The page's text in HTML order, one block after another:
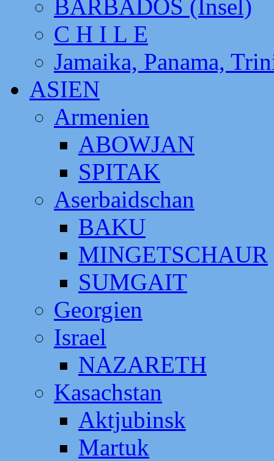
BARBADOS (Insel)
C H I L E
Jamaika, Panama,
ASIEN
Armenien
ABOWJAN
SPITAK
Aserbaidschan
BAKU
MINGETSCHAUR
SUMGAIT
Georgien
Israel
NAZARETH
Kasachstan
Aktjubinsk
Martuk